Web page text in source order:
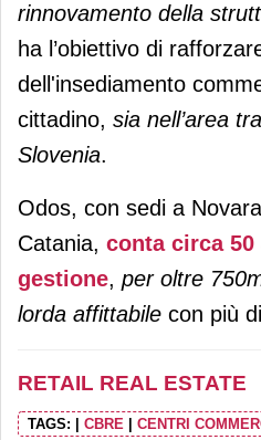
rinnovamento della
ha l’obiettivo di
dell'insediamento
cittadino, sia nell’area
Slovenia.
Odos, con sedi a
Catania, conta circa
gestione, per oltre
lorda affittabile con più
RETAIL REAL ESTATE
TAGS: CBRE CENTRI